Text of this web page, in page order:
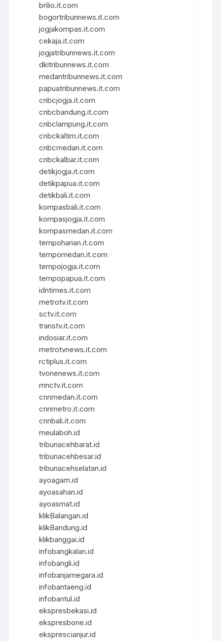
brilio.it.com
bogortribunnews.it.com
jogjakompas.it.com
cekaja.it.com
jogjatribunnews.it.com
dkitribunnews.it.com
medantribunnews.it.com
papuatribunnews.it.com
cnbcjogja.it.com
cnbcbandung.it.com
cnbclampung.it.com
cnbckaltim.it.com
cnbcmedan.it.com
cnbckalbar.it.com
detikjogja.it.com
detikpapua.it.com
detikbali.it.com
kompasbali.it.com
kompasjogja.it.com
kompasmedan.it.com
tempoharian.it.com
tempomedan.it.com
tempojogja.it.com
tempopapua.it.com
idntimes.it.com
metrotv.it.com
sctv.it.com
transtv.it.com
indosiar.it.com
metrotvnews.it.com
rctiplus.it.com
tvonenews.it.com
mnctv.it.com
cnnmedan.it.com
cnnmetro.it.com
cnnbali.it.com
meulaboh.id
tribunacehbarat.id
tribunacehbesar.id
tribunacehselatan.id
ayoagam.id
ayoasahan.id
ayoasmat.id
klikBalangan.id
klikBandung.id
klikbanggai.id
infobangkalan.id
infobangli.id
infobanjarnegara.id
infobantaeng.id
infobantul.id
ekspresbekasi.id
ekspresbone.id
eksprescianjur.id